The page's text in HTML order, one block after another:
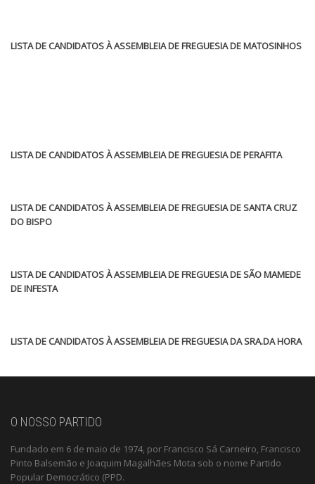
LISTA DE CANDIDATOS À ASSEMBLEIA DE FREGUESIA DE MATOSINHOS
LISTA DE CANDIDATOS À ASSEMBLEIA DE FREGUESIA DE PERAFITA
LISTA DE CANDIDATOS À ASSEMBLEIA DE FREGUESIA DE SANTA CRUZ
DO BISPO
LISTA DE CANDIDATOS À ASSEMBLEIA DE FREGUESIA DE SÃO MAMEDE
DE INFESTA
LISTA DE CANDIDATOS À ASSEMBLEIA DE FREGUESIA DA SRA.DA HORA
O NOSSO PARTIDO
Fundado em 6 de maio de 1974, por Francisco Sá Carneiro, Francisco
Pinto Balsemão e Joaquim Magalhães Mota sob o nome Partido
Popular Democrático (PPD.